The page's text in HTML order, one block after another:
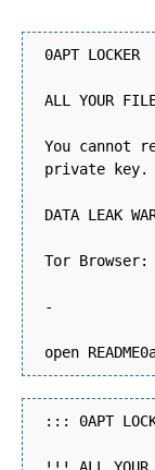
0APT LOCKER
ALL YOUR
You cannot
private key.
DATA LEAK
Tor
-
open
::: 0APT